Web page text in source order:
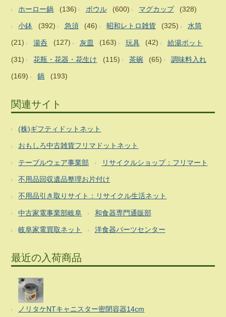
ホーロー鍋 (136) ボウル (600) マグカップ (328)
小鉢 (392) 急須 (46) 昭和レトロ雑貨 (325) 水筒
(21) 湯呑 (127) 灰皿 (163) 玩具 (42) 給湯ポット
(31) 花瓶・花器・花生け (115) 茶碗 (65) 調味料入れ
(169) 鍋 (193)
関連サイト
(株)ギフティドットネット
おもしろ中古雑貨フリマドットネット
テーブルウェア事業部 リサイクルショップ：フリマート
不用品回収遺品整理お片付け
不用品引き取りサイト：リサイクル生活ネット
中古家電事業部岐阜 和食器専門通販部
岐阜家電買取ネット 洋食器パーツセンター
最近の入荷商品
ノリタケNTキャニスター密閉容器14cm